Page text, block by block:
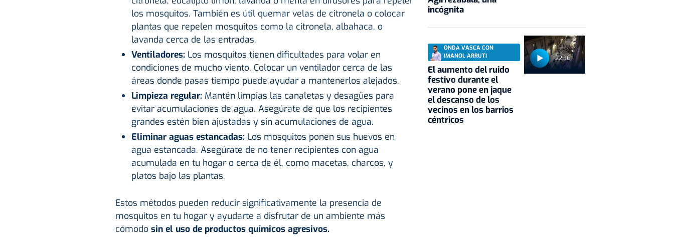
los mosquitos. También es útil quemar velas de citronela o colocar
plantas que repelen mosquitos como la citronela, albahaca, o
lavanda cerca de las entradas.
Ventiladores: Los mosquitos tienen dificultades para volar en
condiciones de mucho viento. Colocar un ventilador cerca de las
áreas donde pasas tiempo puede ayudar a mantenerlos alejados.
Limpieza regular:Mantén limpias las canaletas y desagües para
evitar acumulaciones de agua. Asegúrate de que los recipientes
grandes estén bien ajustadas y sin acumulaciones de agua.
Eliminar aguas estancadas: Los mosquitos ponen sus huevos en
agua estancada. Asegúrate de no tener recipientes con agua
acumulada en tu hogar o cerca de él, como macetas, charcos, y
platos bajo las plantas.
Estos métodos pueden reducir significativamente la presencia de
mosquitos en tu hogar y ayudarte a disfrutar de un ambiente más
cómodosin el uso de productos químicos agresivos.
incógnita
22:36
ONDA VASCA CON
IMANOL ARRUTI
El aumento del ruido
festivo durante el
verano pone en jaque
el descanso de los
vecinos en los barrios
céntricos